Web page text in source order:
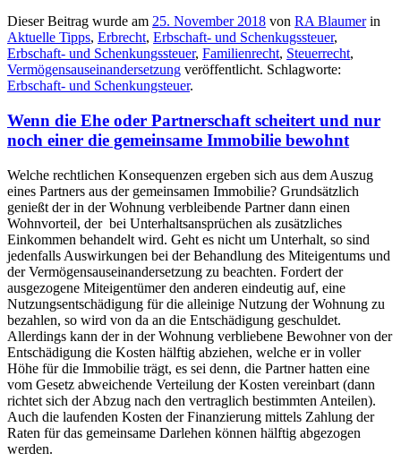
Dieser Beitrag wurde am 25. November 2018 von RA Blaumerin
Aktuelle Tipps, Erbrecht, Erbschaft- und Schenkugssteuer,
Erbschaft- und Schenkungssteuer, Familienrecht, Steuerrecht,
Vermögensauseinandersetzung veröffentlicht. Schlagworte:
Erbschaft- und Schenkungsteuer.
Wenn die Ehe oder Partnerschaft scheitert und nur
noch einer die gemeinsame Immobilie bewohnt
Welche rechtlichen Konsequenzen ergeben sich aus dem Auszug
eines Partners aus der gemeinsamen Immobilie? Grundsätzlich
genießt der in der Wohnung verbleibende Partner dann einen
Wohnvorteil, der bei Unterhaltsansprüchen als zusätzliches
Einkommen behandelt wird. Geht es nicht um Unterhalt, so sind
jedenfalls Auswirkungen bei der Behandlung des Miteigentums und
der Vermögensauseinandersetzung zu beachten. Fordert der
ausgezogene Miteigentümer den anderen eindeutig auf, eine
Nutzungsentschädigung für die alleinige Nutzung der Wohnung zu
bezahlen, so wird von da an die Entschädigung geschuldet.
Allerdings kann der in der Wohnung verbliebene Bewohner von der
Entschädigung die Kosten hälftig abziehen, welche er in voller
Höhe für die Immobilie trägt, es sei denn, die Partner hatten eine
vom Gesetz abweichende Verteilung der Kosten vereinbart (dann
richtet sich der Abzug nach den vertraglich bestimmten Anteilen).
Auch die laufenden Kosten der Finanzierung mittels Zahlung der
Raten für das gemeinsame Darlehen können hälftig abgezogen
werden.